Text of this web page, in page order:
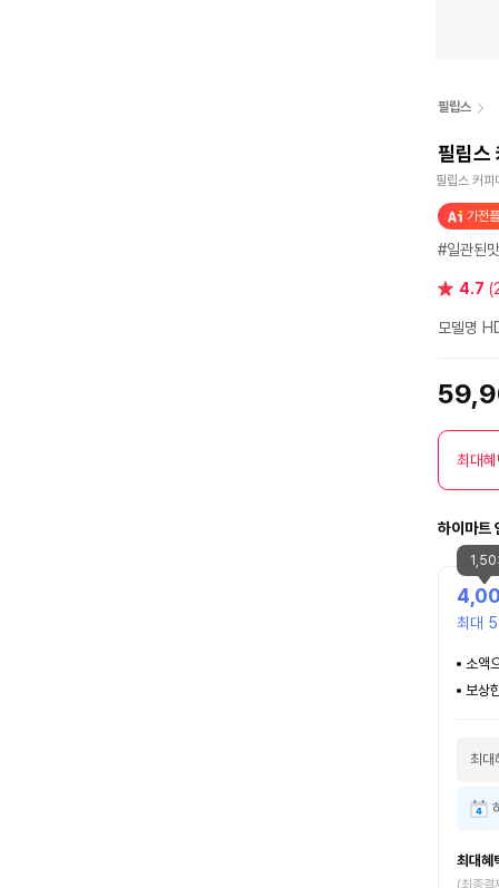
필립스
필립
필립스 커피
가전
#일관된맛
별 4.7
모델명
최대
하이마트
최대
소액
보상
최대
최대혜
(최종결